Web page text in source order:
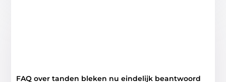
FAQ over tanden bleken nu eindelijk beantwoord